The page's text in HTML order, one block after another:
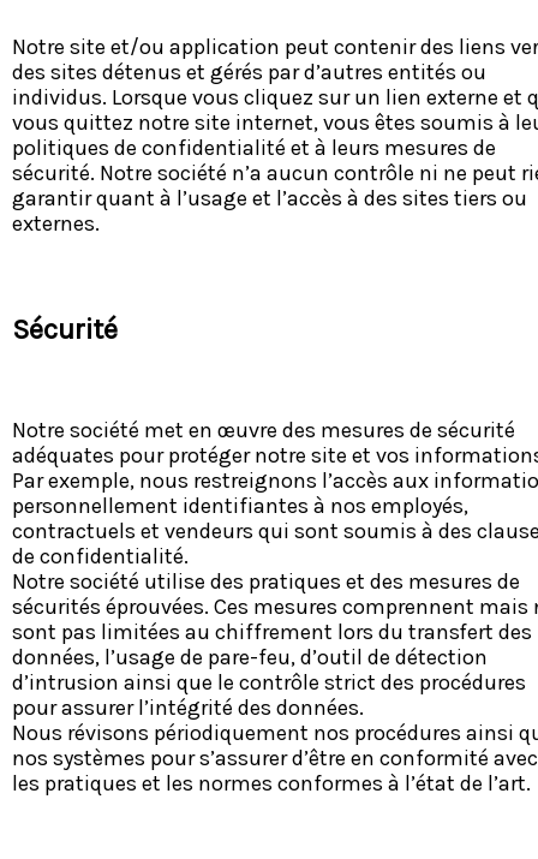
Notre site et/ou application peut contenir des liens
des sites détenus et gérés par d’autres entités ou
individus. Lorsque vous cliquez sur un lien externe et
vous quittez notre site internet, vous êtes soumis à
politiques de confidentialité et à leurs mesures de
sécurité. Notre société n’a aucun contrôle ni ne peut
garantir quant à l’usage et l’accès à des sites tiers ou
externes.
Sécurité
Notre société met en œuvre des mesures de sécurité
adéquates pour protéger notre site et vos
Par exemple, nous restreignons l’accès aux
personnellement identifiantes à nos employés,
contractuels et vendeurs qui sont soumis à des
de confidentialité.
Notre société utilise des pratiques et des mesures de
sécurités éprouvées. Ces mesures comprennent mais
sont pas limitées au chiffrement lors du transfert des
données, l’usage de pare-feu, d’outil de détection
d’intrusion ainsi que le contrôle strict des procédures
pour assurer l’intégrité des données.
Nous révisons périodiquement nos procédures ainsi
nos systèmes pour s’assurer d’être en conformité avec
les pratiques et les normes conformes à l’état de l’art.